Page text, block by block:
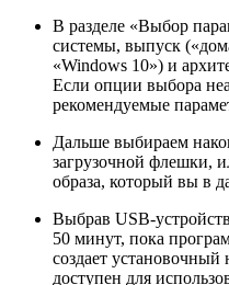
В разделе «Выбор
системы, выпуск
«Windows 10») и
Если опции выбора
рекомендуемые
Дальше выбираем
загрузочной флешки,
образа, который вы в
Выбрав USB-
50 минут, пока
создает
доступен для